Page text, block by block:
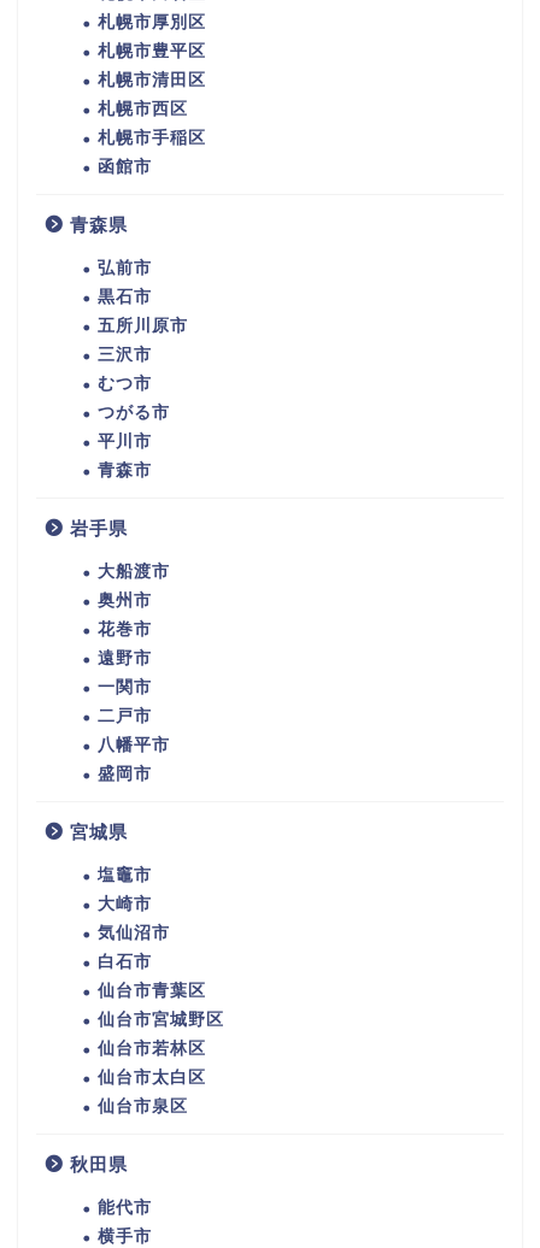
札幌市厚別区
札幌市豊平区
札幌市清田区
札幌市西区
札幌市手稲区
函館市
青森県
弘前市
黒石市
五所川原市
三沢市
むつ市
つがる市
平川市
青森市
岩手県
大船渡市
奥州市
花巻市
遠野市
一関市
二戸市
八幡平市
盛岡市
宮城県
塩竈市
大崎市
気仙沼市
白石市
仙台市青葉区
仙台市宮城野区
仙台市若林区
仙台市太白区
仙台市泉区
秋田県
能代市
横手市